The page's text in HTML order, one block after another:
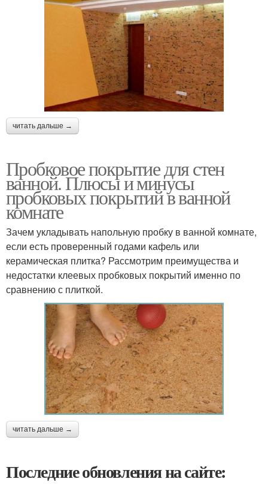
читать дальше →
Пробковое покрытие для стен
ванной. Плюсы и минусы
пробковых покрытий в ванной
комнате
Зачем укладывать напольную пробку в ванной комнате,
если есть проверенный годами кафель или
керамическая плитка? Рассмотрим преимущества и
недостатки клеевых пробковых покрытий именно по
сравнению с плиткой.
читать дальше →
Последние обновления на сайте: